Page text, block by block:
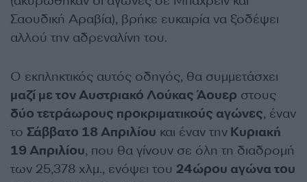
Σαουδική Αραβία), βρήκε ευκαιρία να ξοδέψει
αλλού την αδρεναλίνη του.
Ο εκπληκτικός αυτός οδηγός, θα συμμετάσχει
μαζί με τον Αυστριακό Λούκας Άουερ στους
δύο τετράωρους προκριματικούς αγώνες, έναν
το Σάββατο 18 Απριλίου και έναν την Κυριακή
19 Απριλίου, που θα γίνουν σε όλη τη διαδρομή
των 25,378 χλμ., ενόψει του 24ώρου αγώνα του